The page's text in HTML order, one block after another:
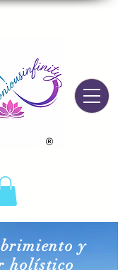
y
holístico